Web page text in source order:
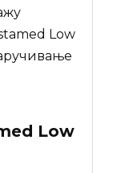
Low
Low